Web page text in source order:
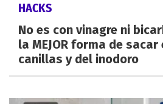
HACKS
No es con vinagre ni
la MEJOR forma de
canillas y del inodoro